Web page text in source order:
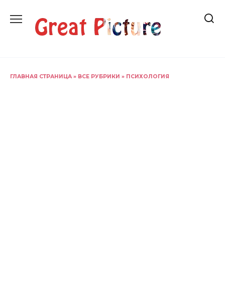
содержанию
ГЛАВНАЯ СТРАНИЦА » ВСЕ РУБРИКИ » ПСИХОЛОГИЯ